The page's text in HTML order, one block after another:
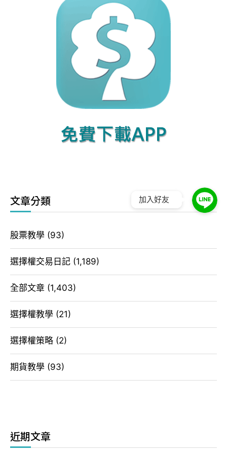
文章分類
股票教學 (93)
選擇權交易日記 (1,189)
全部文章 (1,403)
選擇權教學 (21)
選擇權策略 (2)
期貨教學 (93)
近期文章
加入好友